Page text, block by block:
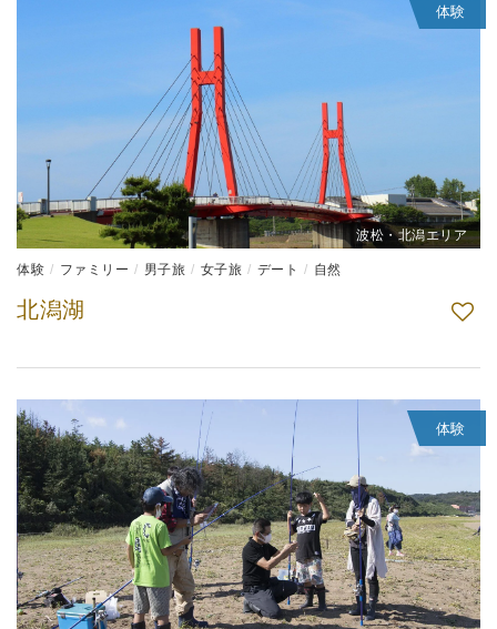
体験
波松・北潟エリア
体験 ファミリー 男子旅 女子旅 デート 自然
北潟湖
体験